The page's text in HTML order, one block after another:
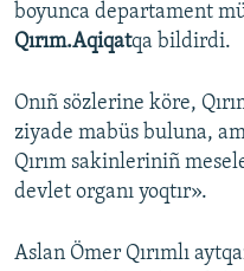
boyunca departament
Qırım.Aqiqatqa bildirdi.
Onıñ sözlerine köre,
ziyade mabüs buluna,
Qırım sakinleriniñ
devlet organı yoqtır».
Aslan Ömer Qırımlı